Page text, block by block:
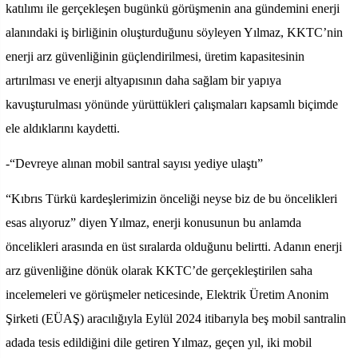
katılımı ile gerçekleşen bugünkü görüşmenin ana gündemini enerji
alanındaki iş birliğinin oluşturduğunu söyleyen Yılmaz, KKTC’nin
enerji arz güvenliğinin güçlendirilmesi, üretim kapasitesinin
artırılması ve enerji altyapısının daha sağlam bir yapıya
kavuşturulması yönünde yürüttükleri çalışmaları kapsamlı biçimde
ele aldıklarını kaydetti.
-“Devreye alınan mobil santral sayısı yediye ulaştı”
“Kıbrıs Türkü kardeşlerimizin önceliği neyse biz de bu öncelikleri
esas alıyoruz” diyen Yılmaz, enerji konusunun bu anlamda
öncelikleri arasında en üst sıralarda olduğunu belirtti. Adanın enerji
arz güvenliğine dönük olarak KKTC’de gerçekleştirilen saha
incelemeleri ve görüşmeler neticesinde, Elektrik Üretim Anonim
Şirketi (EÜAŞ) aracılığıyla Eylül 2024 itibarıyla beş mobil santralin
adada tesis edildiğini dile getiren Yılmaz, geçen yıl, iki mobil